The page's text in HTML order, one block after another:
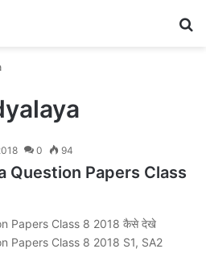
0 94
Question Papers Class
Papers Class 8 2018 कैसे देखे
Papers Class 8 2018 S1, SA2